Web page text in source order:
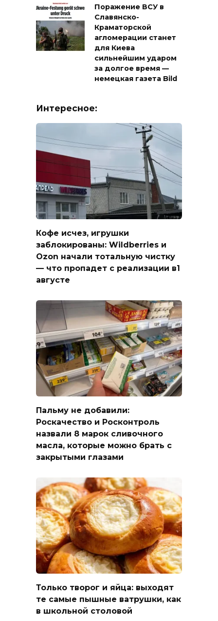
Поражение ВСУ в
Славянско-
Краматорской
агломерации станет
для Киева
сильнейшим ударом
за долгое время —
немецкая газета Bild
Интересное:
Кофе исчез, игрушки
заблокированы: Wildberries и
Ozon начали тотальную чистку
— что пропадет с реализации в1
августе
Пальму не добавили:
Роскачество и Росконтроль
назвали 8 марок сливочного
масла, которые можно брать с
закрытыми глазами
Только творог и яйца: выходят
те самые пышные ватрушки, как
в школьной столовой